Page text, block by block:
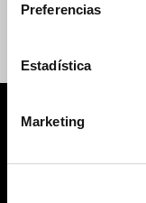
Preferencias
Estadística
Marketing
BLUETOOTH-